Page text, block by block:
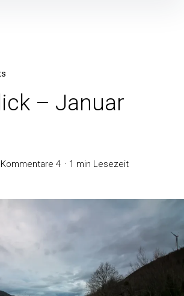
– Januar
Kommentare 4 1 min Lesezeit